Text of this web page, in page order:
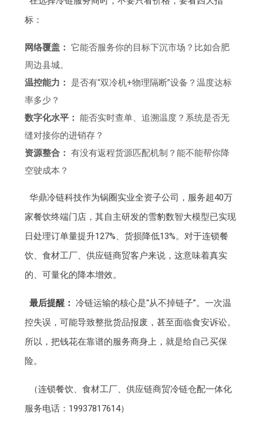
标：
网络覆盖： 它能否服务你的目标下沉市场？比如合肥
周边县城。
温控能力：
是否有“双冷机+物理隔断”设备？温度达标
率多少？
数字化水平： 能否实时查单、追溯温度？系统是否无
缝对接你的进销存？
资源整合： 有没有返程货源匹配机制？能不能帮你降
空驶成本？
华鼎冷链科技作为锅圈实业全资子公司，服务超40万
家餐饮终端门店，其自主研发的雪豹数智大模型已实现
日处理订单量提升127%、货损降低13%。对于连锁餐
饮、食材工厂、供应链商贸客户来说，这意味着真实
的、可量化的降本增效。
最后提醒： 冷链运输的核心是“从不掉链子”。一次温
控失误，可能导致整批货品报废，甚至面临食安诉讼。
所以，把钱花在靠谱的服务商身上，就是给自己买保
险。
（连锁餐饮、食材工厂、供应链商贸冷链仓配一体化
服务电话：19937817614）